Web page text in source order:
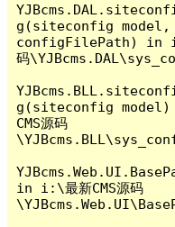
g(siteconfig
configFilePath) in i:\
码
g(siteconfig
CMS源码
in i:\最新CMS源码